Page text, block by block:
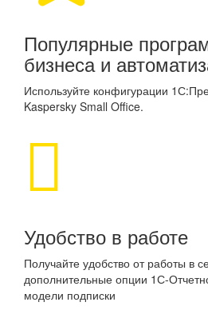
Популярные
бизнеса и
Используйте конфигурации
Kaspersky Small Office.
Удобство в работе
Получайте удобство от работы в
дополнительные опции 1С-
модели подписки